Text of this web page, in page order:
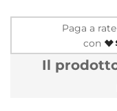
Paga a
con
Il